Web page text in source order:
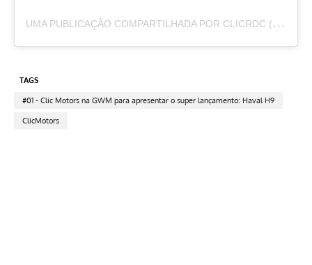
U
MA PUBLICAÇÃO COMPARTILHADA POR CLICRDC (@CLICRDC)
TAGS
#01 - Clic Motors na GWM para apresentar o super lançamento: Haval H9
ClicMotors